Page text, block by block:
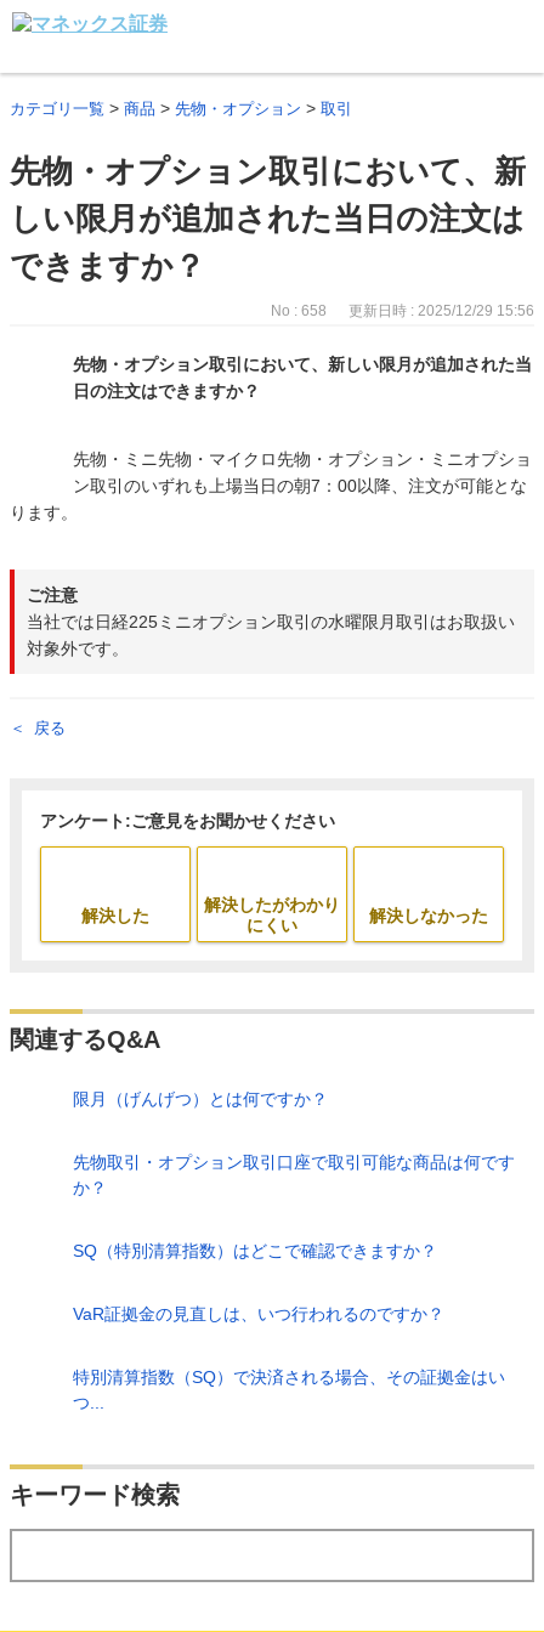
カテゴリ一覧 > 商品 > 先物・オプション > 取引
先物・オプション取引において、新
しい限月が追加された当日の注文は
できますか？
No : 658 更新日時 : 2025/12/29 15:56
先物・オプション取引において、新しい限月が追加された当
日の注文はできますか？
先物・ミニ先物・マイクロ先物・オプション・ミニオプショ
ン取引のいずれも上場当日の朝7：00以降、注文が可能とな
ります。
ご注意
当社では日経225ミニオプション取引の水曜限月取引はお取扱い
対象外です。
戻る
アンケート:ご意見をお聞かせください
解決した
解決したがわかり
にくい
解決しなかった
関連するQ&A
限月（げんげつ）とは何ですか？
先物取引・オプション取引口座で取引可能な商品は何です
か？
SQ（特別清算指数）はどこで確認できますか？
VaR証拠金の見直しは、いつ行われるのですか？
特別清算指数（SQ）で決済される場合、その証拠金はい
つ...
キーワード検索